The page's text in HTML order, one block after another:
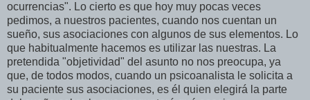
ocurrencias". Lo cierto es que hoy muy pocas veces
pedimos, a nuestros pacientes, cuando nos cuentan un
sueño, sus asociaciones con algunos de sus elementos. Lo
que habitualmente hacemos es utilizar las nuestras. La
pretendida "objetividad" del asunto no nos preocupa, ya
que, de todos modos, cuando un psicoanalista le solicita a
su paciente sus asociaciones, es él quien elegirá la parte